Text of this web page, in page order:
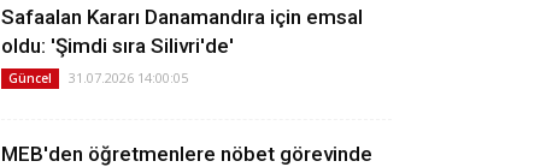
Safaalan Kararı Danamandıra için emsal
oldu: 'Şimdi sıra Silivri'de'
Güncel 31.07.2026 14:00:05
MEB'den öğretmenlere nöbet görevinde